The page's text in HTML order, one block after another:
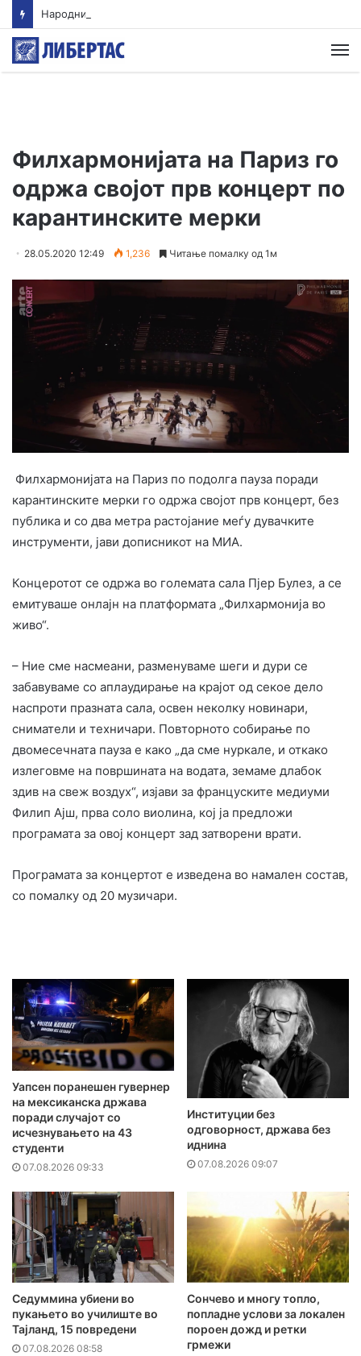
Филхармонијата на Париз го
одржа својот прв концерт по
карантинските мерки
28.05.2020 12:49 1,236 Читање помалку од 1м
Филхармонијата на Париз по подолга пауза поради
карантинските мерки го одржа својот прв концерт, без
публика и со два метра растојание меѓу дувачките
инструменти, јави дописникот на МИА.
Концеротот се одржа во големата сала Пјер Булез, а се
емитуваше онлајн на платформата „Филхармонија во
живо“.
– Ние сме насмеани, разменуваме шеги и дури се
забавуваме со аплаудирање на крајот од секое дело
наспроти празната сала, освен неколку новинари,
сниматели и техничари. Повторното собирање по
двомесечната пауза е како „да сме нуркале, и откако
излеговме на површината на водата, земаме длабок
здив на свеж воздух“, изјави за француските медиуми
Филип Ајш, прва соло виолина, кој ја предложи
програмата за овој концерт зад затворени врати.
Програмата за концертот е изведена во намален состав,
со помалку од 20 музичари.
Уапсен поранешен гувернер
на мексиканска држава
поради случајот со
исчезнувањето на 43
студенти
07.08.2026 09:33
Институции без
одговорност, држава без
иднина
07.08.2026 09:07
Седуммина убиени во
пукањето во училиште во
Тајланд, 15 повредени
07.08.2026 08:58
Сончево и многу топло,
попладне услови за локален
пороен дожд и ретки
грмежи